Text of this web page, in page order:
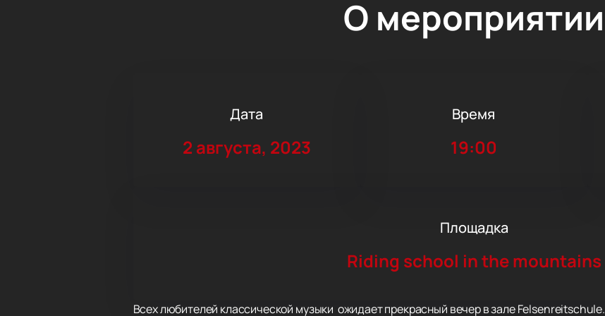
О мероприятии
Дата
2 августа, 2023
Время
19:00
Площадка
Riding school in the mountains
Всех любителей классической музыки ожидает прекрасный вечер в зале Felsenreitschule.